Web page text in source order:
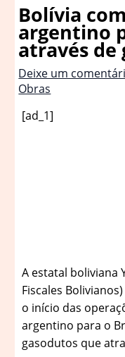
Bolívia
argentino
através de
Deixe um
Obras
[ad_1]
A estatal boliviana
Fiscales
o início das
argentino para o
gasodutos que